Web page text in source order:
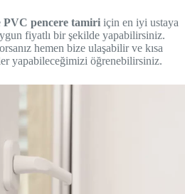
PVC pencere tamiri için en iyi ustaya
fiyatlı bir şekilde yapabilirsiniz.
hemen bize ulaşabilir ve kısa
yapabileceğimizi öğrenebilirsiniz.